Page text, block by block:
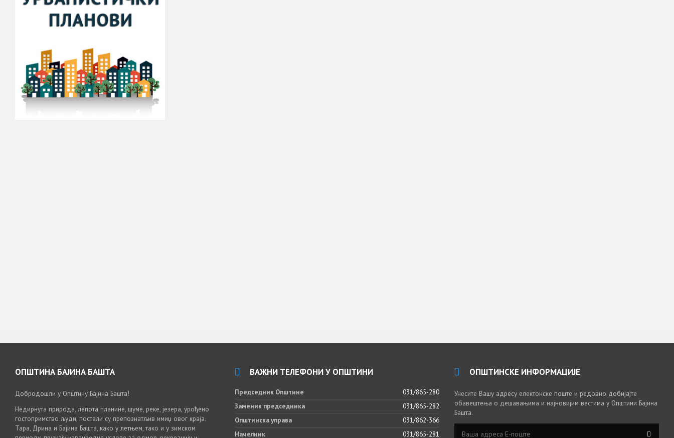
ОПШТИНА БАЈИНА БАШТА
Добродошли у Општину Бајина Башта!
Недирнута природа, лепота планине, шуме, реке, језера, урођено
гостопримство људи, постали су препознатљив имиџ овог краја.
Тара, Дрина и Бајина Башта, како у летњем, тако и у зимском
ВАЖНИ ТЕЛЕФОНИ У ОПШТИНИ
Председник Општине
031/865-280
Заменик председника
031/865-282
Општинска управа
031/862-366
Начелник
031/865-281
ОПШТИНСКЕ ИНФОРМАЦИЈЕ
Унесите Вашу адресу електонске поште и редовно добијајте
обавештења о дешавањима и најновијим вестима у Општини Бајина
Башта.